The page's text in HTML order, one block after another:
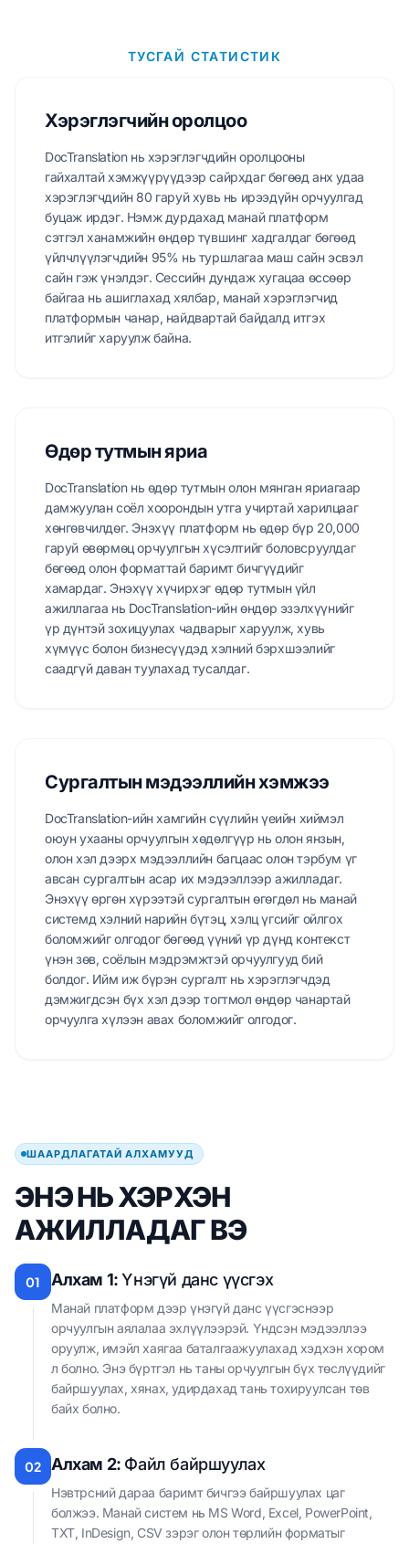
ТУСГАЙ СТАТИСТИК
Хэрэглэгчийн оролцоо
DocTranslation нь хэрэглэгчдийн оролцооны
гайхалтай хэмжүүрүүдээр сайрхдаг бөгөөд анх удаа
хэрэглэгчдийн 80 гаруй хувь нь ирээдүйн орчуулгад
буцаж ирдэг. Нэмж дурдахад манай платформ
сэтгэл ханамжийн өндөр түвшинг хадгалдаг бөгөөд
үйлчлүүлэгчдийн 95% нь туршлагаа маш сайн эсвэл
сайн гэж үнэлдэг. Сессийн дундаж хугацаа өссөөр
байгаа нь ашиглахад хялбар, манай хэрэглэгчид
платформын чанар, найдвартай байдалд итгэх
итгэлийг харуулж байна.
Өдөр тутмын яриа
DocTranslation нь өдөр тутмын олон мянган яриагаар
дамжуулан соёл хоорондын утга учиртай харилцааг
хөнгөвчилдөг. Энэхүү платформ нь өдөр бүр 20,000
гаруй өвөрмөц орчуулгын хүсэлтийг боловсруулдаг
бөгөөд олон форматтай баримт бичгүүдийг
хамардаг. Энэхүү хүчирхэг өдөр тутмын үйл
ажиллагаа нь DocTranslation-ийн өндөр эзэлхүүнийг
үр дүнтэй зохицуулах чадварыг харуулж, хувь
хүмүүс болон бизнесүүдэд хэлний бэрхшээлийг
саадгүй даван туулахад тусалдаг.
Сургалтын мэдээллийн хэмжээ
DocTranslation-ийн хамгийн сүүлийн үеийн хиймэл
оюун ухааны орчуулгын хөдөлгүүр нь олон янзын,
олон хэл дээрх мэдээллийн багцаас олон тэрбум үг
авсан сургалтын асар их мэдээллээр ажилладаг.
Энэхүү өргөн хүрээтэй сургалтын өгөгдөл нь манай
системд хэлний нарийн бүтэц, хэлц үгсийг ойлгох
боломжийг олгодог бөгөөд үүний үр дүнд контекст
үнэн зөв, соёлын мэдрэмжтэй орчуулгууд бий
болдог. Ийм иж бүрэн сургалт нь хэрэглэгчдэд
дэмжигдсэн бүх хэл дээр тогтмол өндөр чанартай
орчуулга хүлээн авах боломжийг олгодог.
ШААРДЛАГАТАЙ АЛХАМУУД
ЭНЭ НЬ ХЭРХЭН
АЖИЛЛАДАГ ВЭ
01 Алхам 1:Үнэгүй данс үүсгэх
Манай платформ дээр үнэгүй данс үүсгэснээр
орчуулгын аялалаа эхлүүлээрэй. Үндсэн мэдээллээ
оруулж, имэйл хаягаа баталгаажуулахад хэдхэн хором
л болно. Энэ бүртгэл нь таны орчуулгын бүх төслүүдийг
байршуулах, хянах, удирдахад тань тохируулсан төв
байх болно.
02 Алхам 2: Файл байршуулах
Нэвтрсний дараа баримт бичгээ байршуулах цаг
болжээ. Манай систем нь MS Word, Excel, PowerPoint,
TXT, InDesign, CSV зэрэг олон төрлийн форматыг